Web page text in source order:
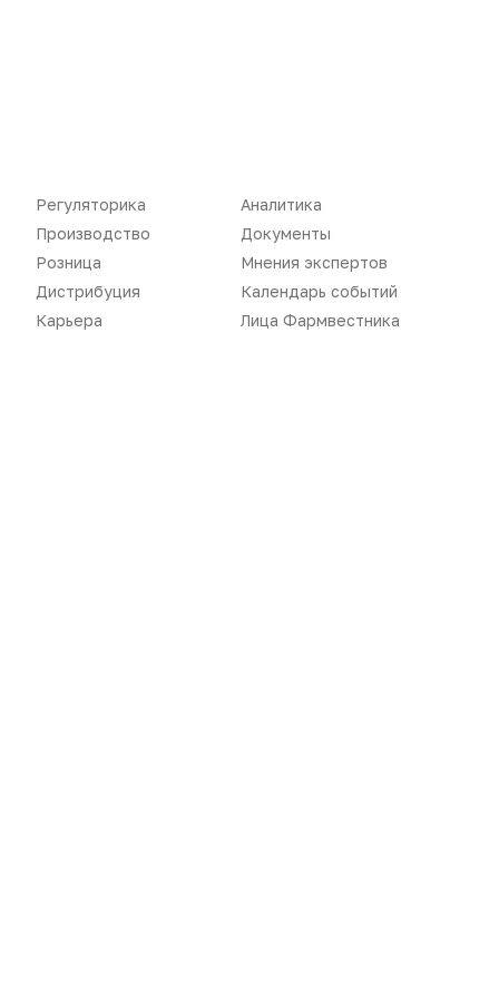
Дистрибуция
Карьера
Аналитика
Газета
Оформить подписку
Архив номеров
Регуляторика
Производство
Розница
Дистрибуция
Карьера
Аналитика
Документы
Мнения экспертов
Календарь событий
Лица Фармвестника